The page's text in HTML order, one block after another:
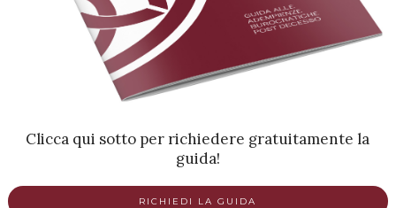
Clicca qui sotto per richiedere gratuitamente la
guida!
RICHIEDI LA GUIDA